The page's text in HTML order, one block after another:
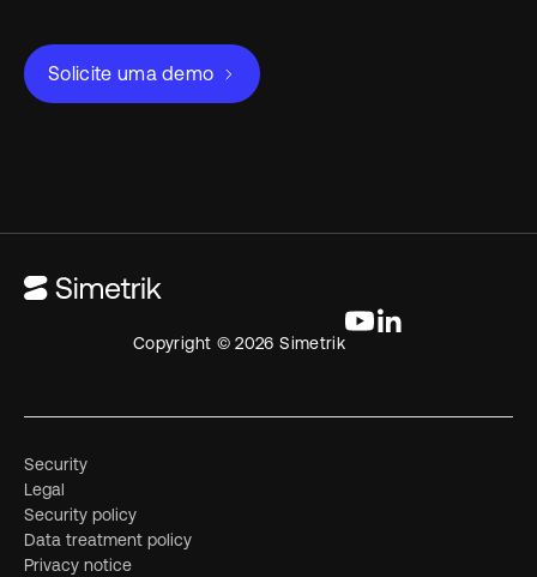
Solicite uma demo
Copyright © 2026 Simetrik
Security
Legal
Security policy
Data treatment policy
Privacy notice